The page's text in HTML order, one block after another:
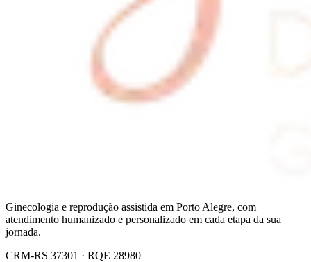
Ginecologia e reprodução assistida em Porto Alegre, com
atendimento humanizado e personalizado em cada etapa da sua
jornada.
CRM-RS 37301 · RQE 28980